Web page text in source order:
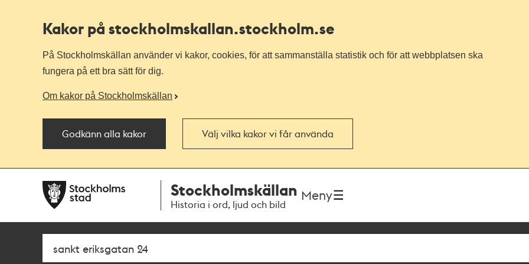
Kakor på stockholmskallan.stockholm.se
På Stockholmskällan använder vi kakor, cookies, för att sammanställa statistik och för att webbplatsen ska
fungera på ett bra sätt för dig.
Om kakor på Stockholmskällan
Godkänn alla kakor Välj vilka kakor vi får använda
navigationen
huvudinnehållet
Stockholmskällan
Historia i ord, ljud och bild
Meny
Sök